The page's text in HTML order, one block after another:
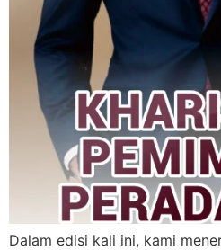
Dalam edisi kali ini, kami